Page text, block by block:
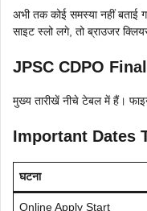
अभी तक कोई समस्या नहीं
साइट स्लो लगे, तो ब्राउजर
JPSC CDPO
मुख्य तारीखें नीचे टेबल में हैं।
Important Dates
घटना
Online Apply Start